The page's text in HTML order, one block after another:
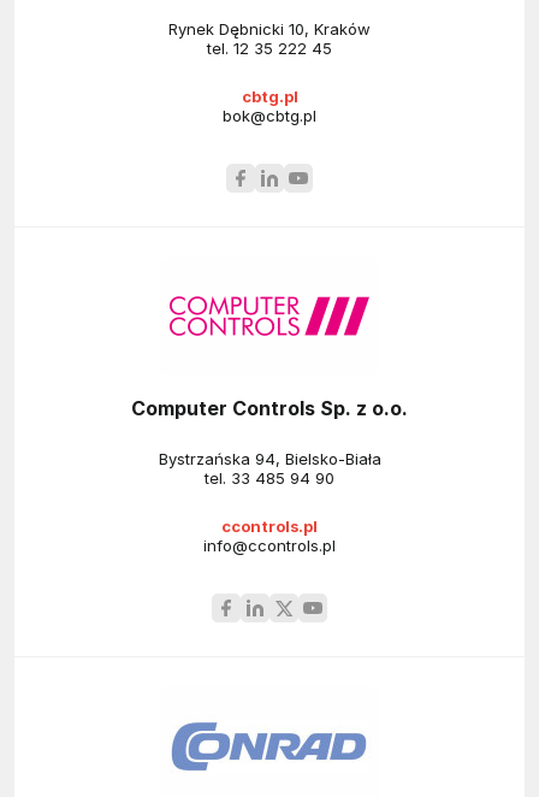
Rynek Dębnicki 10, Kraków
tel. 12 35 222 45
cbtg.pl
bok@cbtg.pl
Computer Controls Sp. z o.o.
Bystrzańska 94, Bielsko-Biała
tel. 33 485 94 90
ccontrols.pl
info@ccontrols.pl